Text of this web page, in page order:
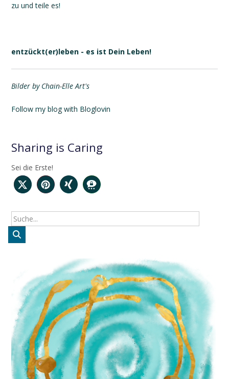
zu und teile es!
entzückt(er)leben - es ist Dein Leben!
Bilder by Chain-Elle Art's
Follow my blog with Bloglovin
Sharing is Caring
Sei die Erste!